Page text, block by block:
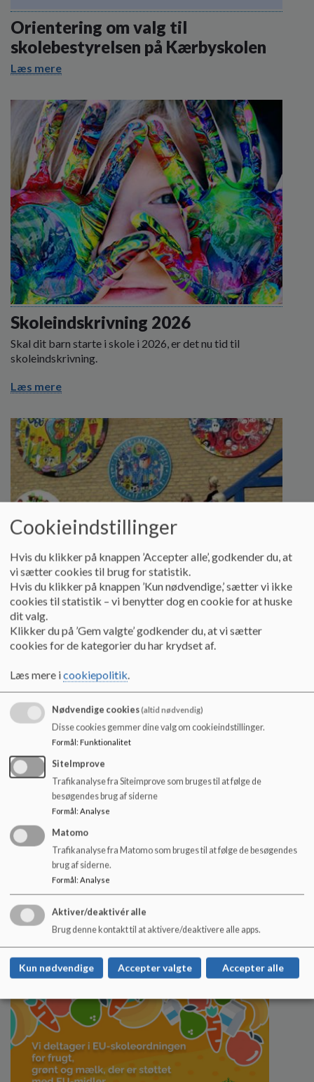
Orientering om valg til
skolebestyrelsen på Kærbyskolen
Læs mere
Skoleindskrivning 2026
Skal dit barn starte i skole i 2026, er det nu tid til
skoleindskrivning.
Læs mere
Besøg os på Facebook
www.facebook.com/kaerbyskolen
Læs mere
Skolemælk
Cookieindstillinger
Hvis du klikker på knappen ’Accepter alle’, godkender du, at
vi sætter cookies til brug for statistik.
Hvis du klikker på knappen ’Kun nødvendige,’ sætter vi ikke
cookies til statistik – vi benytter dog en cookie for at huske
dit valg.
Klikker du på ’Gem valgte’ godkender du, at vi sætter
cookies for de kategorier du har krydset af.
Læs mere icookiepolitik.
Nødvendige cookies(altid nødvendig)
Disse cookies gemmer dine valg om cookieindstillinger.
Formål: Funktionalitet
SiteImprove
Trafikanalyse fra Siteimprove som bruges til at følge de
besøgendes brug af siderne
Formål: Analyse
Matomo
Trafikanalyse fra Matomo som bruges til at følge de besøgendes
brug af siderne.
Formål: Analyse
Aktiver/deaktivér alle
Brug denne kontakt til at aktivere/deaktivere alle apps.
Kun nødvendige Accepter valgte Accepter alle